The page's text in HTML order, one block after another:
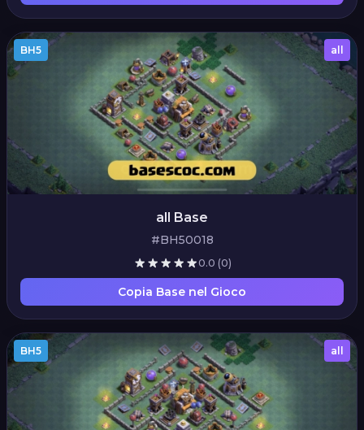
BH5 all
all Base
#BH50018
0.0 (0)
Copia Base nel Gioco
BH5 all